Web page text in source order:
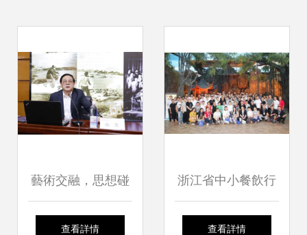
藝術交融，思想碰
撞——徐里受邀赴
查看詳情
浙江省中小餐飲行
業協會第二期游學
查看詳情